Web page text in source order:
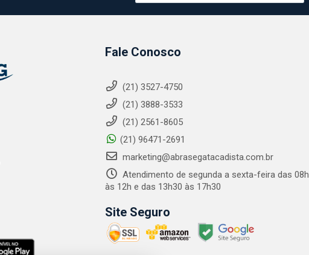
Fale Conosco
(21) 3527-4750
(21) 3888-3533
(21) 2561-8605
(21) 96471-2691
marketing@abrasegatacadista.com.br
Atendimento de segunda a sexta-feira das 08h
às 12h e das 13h30 às 17h30
Site Seguro